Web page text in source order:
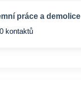
práce a demolice
kontaktů